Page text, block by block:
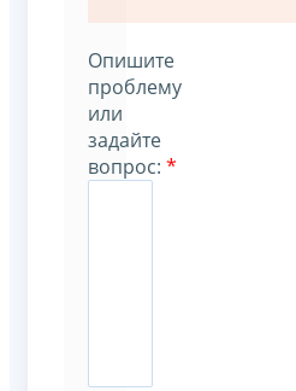
Опишите
проблему
или
задайте
вопрос: *